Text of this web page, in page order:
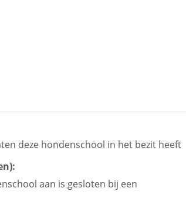
deze hondenschool in het bezit heeft
aan is gesloten bij een